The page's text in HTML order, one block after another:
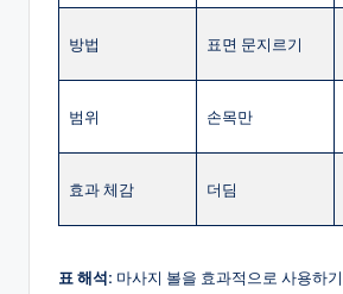
방법 표면 문지르기
범위 손목만
효과 체감 더딤
표 해석: 마사지 볼을 효과적으로 사용하